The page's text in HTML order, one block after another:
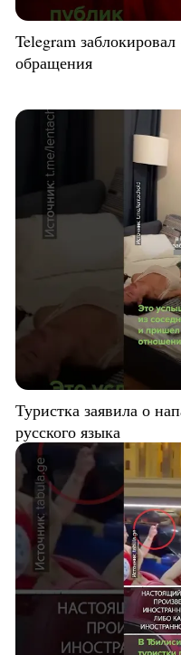
Telegram
обращения
Туристка заявила о
русского языка